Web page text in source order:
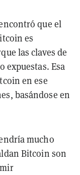
que el
es
las claves de
expuestas. Esa
en ese
basándose en
mucho
Bitcoin son